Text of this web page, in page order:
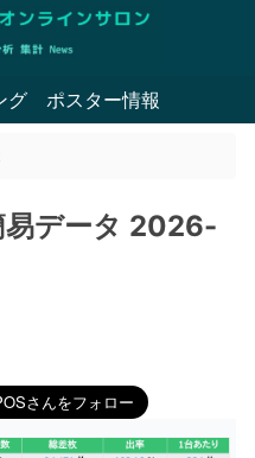
グ ポスター情報
易データ 2026-